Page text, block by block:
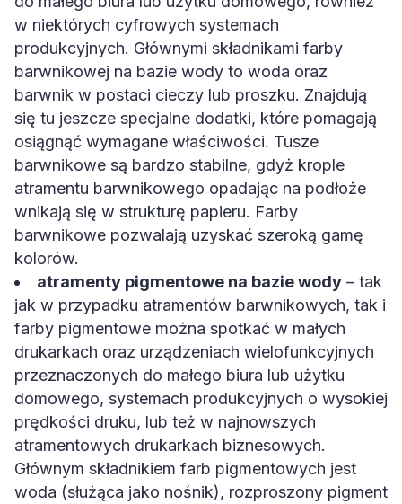
w niektórych cyfrowych systemach
produkcyjnych. Głównymi składnikami farby
barwnikowej na bazie wody to woda oraz
barwnik w postaci cieczy lub proszku. Znajdują
się tu jeszcze specjalne dodatki, które pomagają
osiągnąć wymagane właściwości. Tusze
barwnikowe są bardzo stabilne, gdyż krople
atramentu barwnikowego opadając na podłoże
wnikają się w strukturę papieru. Farby
barwnikowe pozwalają uzyskać szeroką gamę
kolorów.
atramenty pigmentowe na bazie wody – tak
jak w przypadku atramentów barwnikowych, tak i
farby pigmentowe można spotkać w małych
drukarkach oraz urządzeniach wielofunkcyjnych
przeznaczonych do małego biura lub użytku
domowego, systemach produkcyjnych o wysokiej
prędkości druku, lub też w najnowszych
atramentowych drukarkach biznesowych.
Głównym składnikiem farb pigmentowych jest
woda (służąca jako nośnik), rozproszony pigment